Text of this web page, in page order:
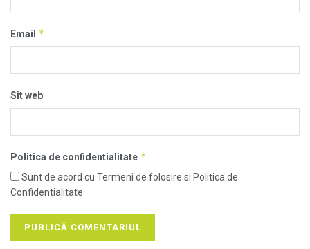
Email *
Sit web
Politica de confidentialitate *
Sunt de acord cu Termeni de folosire si Politica de
Confidentialitate.